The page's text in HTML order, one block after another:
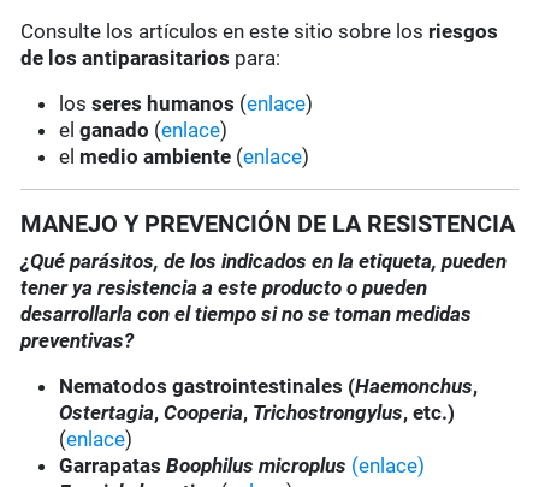
Consulte los artículos en este sitio sobre los riesgos
de los antiparasitarios para:
losseres humanos (enlace)
elganado (enlace)
el medio ambiente (enlace)
MANEJO Y PREVENCIÓN DE LA RESISTENCIA
¿Qué parásitos, de los indicados en la etiqueta, pueden
tener ya resistencia a este producto o pueden
desarrollarla con el tiempo si no se toman medidas
preventivas?
Nematodos gastrointestinales (Haemonchus,
Ostertagia,Cooperia, Trichostrongylus, etc.)
(enlace)
GarrapatasBoophilus microplus (enlace)